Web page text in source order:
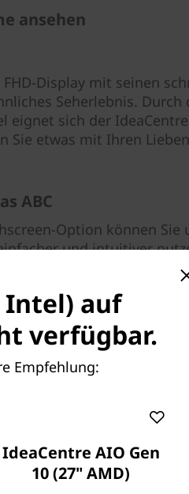
ansehen
FHD-Display mit seinen
Seherlebnis. Durch
eignet sich der
Sie etwas mit Ihren
ABC
Option können Sie
und intuitiver
dem Bildschirm
Spaß daran, Apps zu
Intel) auf
verfügbar.
Empfehlung:
IdeaCentre AIO Gen
10 (27" AMD)